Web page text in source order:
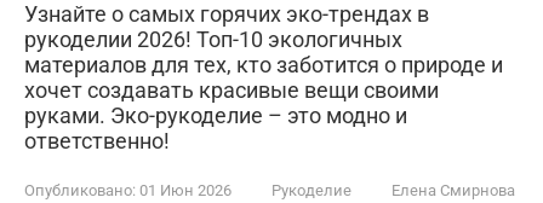
Узнайте о самых горячих эко-трендах в
рукоделии 2026! Топ-10 экологичных
материалов для тех, кто заботится о природе и
хочет создавать красивые вещи своими
руками. Эко-рукоделие – это модно и
ответственно!
Опубликовано: 01 Июн 2026 Рукоделие Елена Смирнова